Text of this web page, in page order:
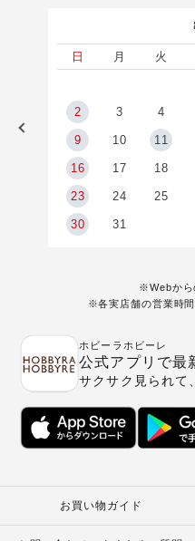
日 月 火
2 3 4
9 10 11
16 17 18
23 24 25
30 31
※Webから
※各実店舗の営業時
ホビーラホビーレ
公式アプリで最
サクサク見られて
お買い物ガイド